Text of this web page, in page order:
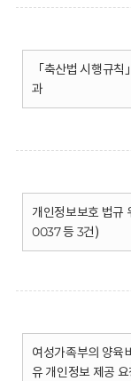
「축산법 시행규
과
개인정보보호 법규
0037 등 3건)
여성가족부의 양육
유 개인정보 제공